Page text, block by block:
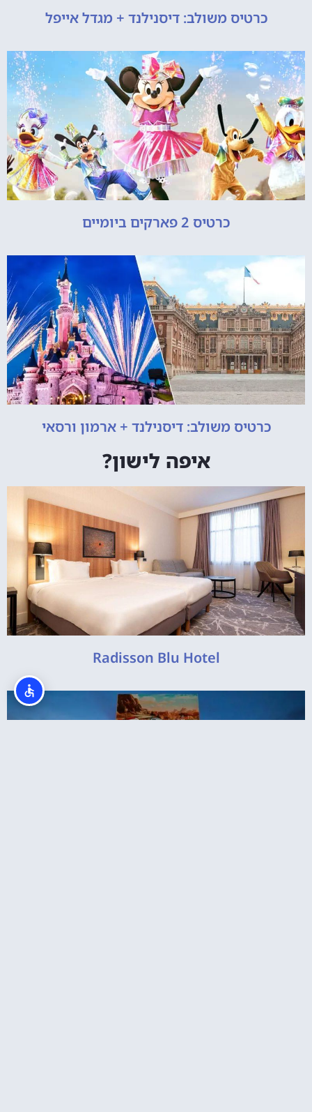
כרטיס משולב: דיסנילנד + מגדל אייפל
כרטיס 2 פארקים ביומיים
כרטיס משולב: דיסנילנד + ארמון ורסאי
איפה לישון?
Radisson Blu Hotel